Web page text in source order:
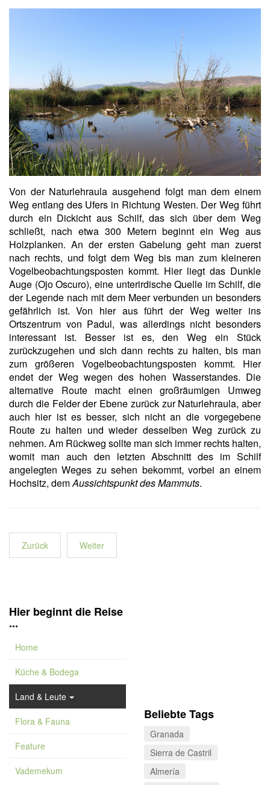
Von der Naturlehraula ausgehend folgt man dem einem
Weg entlang des Ufers in Richtung Westen. Der Weg führt
durch ein Dickicht aus Schilf, das sich über dem Weg
schließt, nach etwa 300 Metern beginnt ein Weg aus
Holzplanken. An der ersten Gabelung geht man zuerst
nach rechts, und folgt dem Weg bis man zum kleineren
Vogelbeobachtungsposten kommt. Hier liegt das Dunkle
Auge (Ojo Oscuro), eine unterirdische Quelle im Schilf, die
der Legende nach mit dem Meer verbunden un besonders
gefährlich ist. Von hier aus führt der Weg weiter ins
Ortszentrum von Padul, was allerdings nicht besonders
interessant ist. Besser ist es, den Weg ein Stück
zurückzugehen und sich dann rechts zu halten, bis man
zum größeren Vogelbeobachtungsposten kommt. Hier
endet der Weg wegen des hohen Wasserstandes. Die
alternative Route macht einen großräumigen Umweg
durch die Felder der Ebene zurück zur Naturlehraula, aber
auch hier ist es besser, sich nicht an die vorgegebene
Route zu halten und wieder desselben Weg zurück zu
nehmen. Am Rückweg sollte man sich immer rechts halten,
womit man auch den letzten Abschnitt des im Schilf
angelegten Weges zu sehen bekommt, vorbei an einem
Hochsitz, demAussichtspunkt des Mammuts.
Zurück Weiter
Hier beginnt die Reise
...
Home
Küche & Bodega
Land & Leute
Flora & Fauna
Feature
Vademekum
Beliebte Tags
Granada
Sierra de Castril
Almería